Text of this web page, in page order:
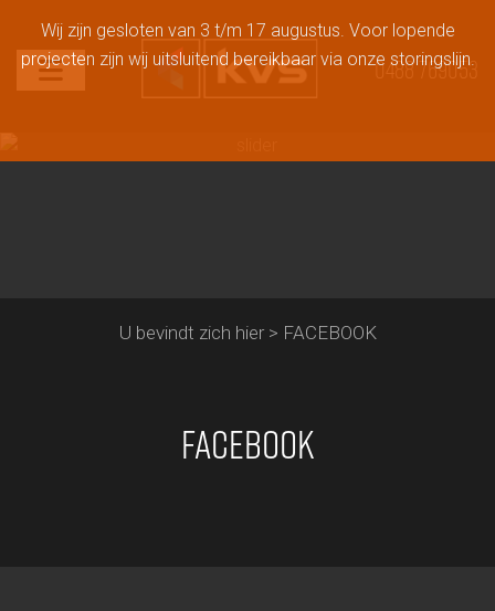
0488 769053
U bevindt zich hier> FACEBOOK
FACEBOOK
Wij zijn gesloten van 3 t/m 17 augustus. Voor lopende
projecten zijn wij uitsluitend bereikbaar via onze storingslijn.